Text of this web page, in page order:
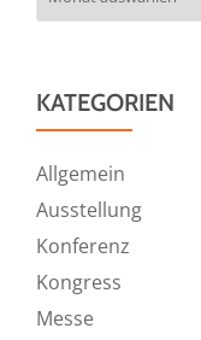
KATEGORIEN
Allgemein
Ausstellung
Konferenz
Kongress
Messe